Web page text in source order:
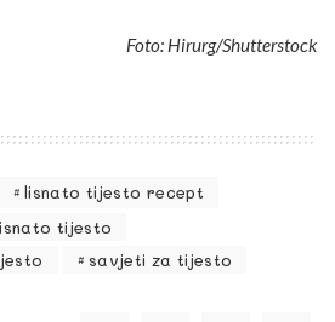
Foto: Hirurg/Shutterstock
lisnato tijesto recept
tijesto
savjeti za tijesto